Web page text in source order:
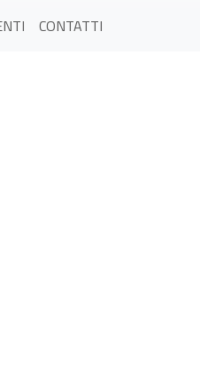
CONTATTI